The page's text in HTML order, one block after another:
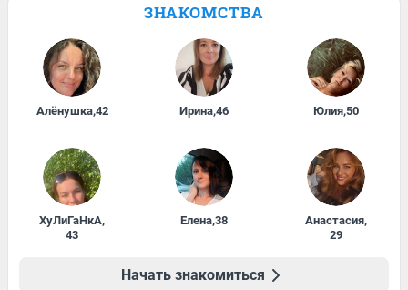
ЗНАКОМСТВА
Алёнушка,42 Ирина,46 Юлия,50
ХуЛиГаНкА,
43
Елена,38 Анастасия,
29
Начать знакомиться